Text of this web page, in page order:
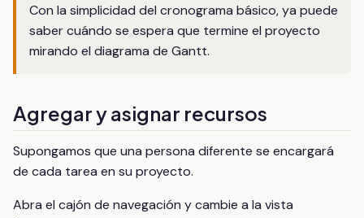
Con la simplicidad del cronograma básico, ya puede
saber cuándo se espera que termine el proyecto
mirando el diagrama de Gantt.
Agregar y asignar recursos
Supongamos que una persona diferente se encargará
de cada tarea en su proyecto.
Abra el cajón de navegación y cambie a la vista